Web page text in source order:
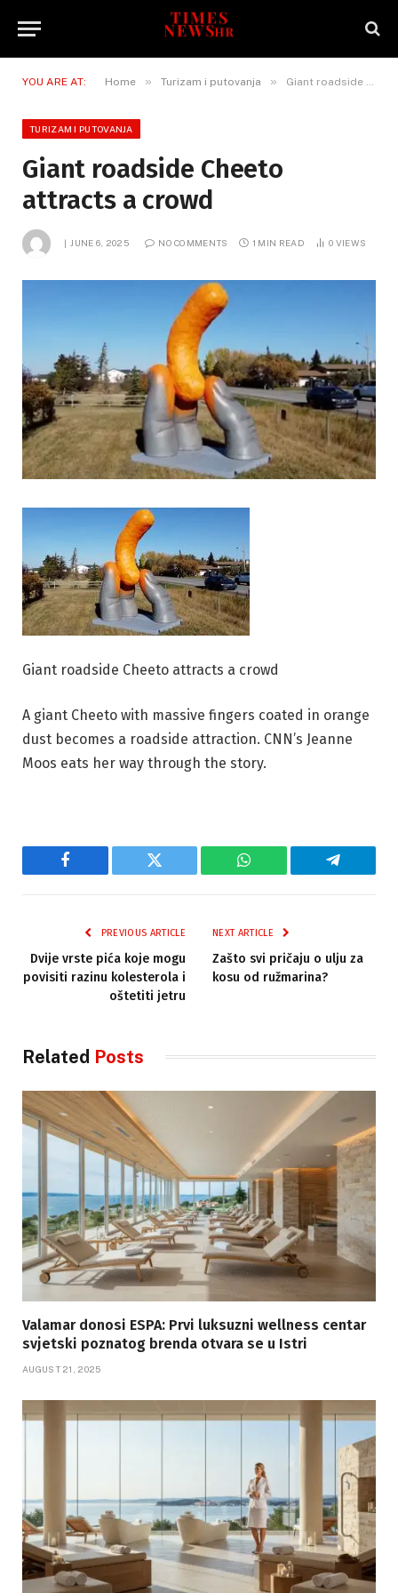
YOU ARE AT: Home » Turizam i putovanja » Giant roadside Cheeto attracts a crowd
TURIZAM I PUTOVANJA
Giant roadside Cheeto
attracts a crowd
JUNE 6, 2025 NO COMMENTS 1 MIN READ 0 VIEWS
Giant roadside Cheeto attracts a crowd
A giant Cheeto with massive fingers coated in orange
dust becomes a roadside attraction. CNN’s Jeanne
Moos eats her way through the story.
Facebook Twitter WhatsApp Telegram
PREVIOUS ARTICLE
Dvije vrste pića koje mogu
povisiti razinu kolesterola i
oštetiti jetru
NEXT ARTICLE
Zašto svi pričaju o ulju za
kosu od ružmarina?
Related Posts
Valamar donosi ESPA: Prvi luksuzni wellness centar
svjetski poznatog brenda otvara se u Istri
AUGUST 21, 2025